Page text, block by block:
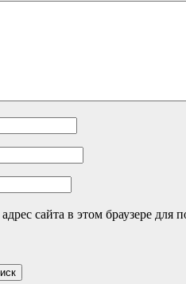
сайта в этом браузере